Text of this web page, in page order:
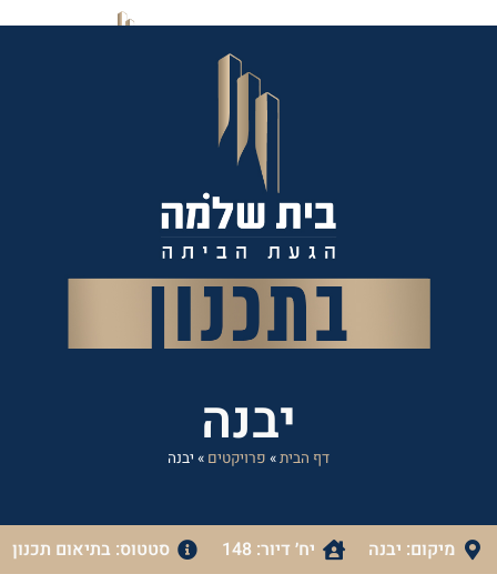
יבנהדף הבית» פרויקטים » יבנה
מיקום: יבנה יח׳ דיור: 148 סטטוס: בתיאום תכנון